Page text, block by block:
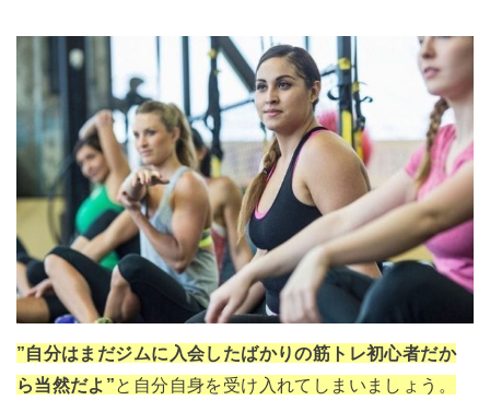
”自分はまだジムに入会したばかりの筋トレ初心者だか
ら当然だよ”と自分自身を受け入れてしまいましょう。